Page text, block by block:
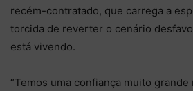
recém-contratado, que carrega a
torcida de reverter o cenário
está vivendo.
“Temos uma confiança muito